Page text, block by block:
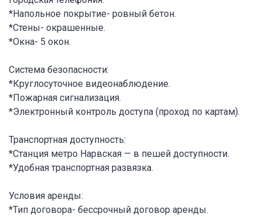
*Напольное покрытие- ровный бетон.
*Стены- окрашенные.
*Окна- 5 окон.
Система безопасности:
*Круглосуточное видеонаблюдение.
*Пожарная сигнализация.
*Электронный контроль доступа (проход по картам).
Транспортная доступность:
*Станция метро Нарвская — в пешей доступности.
*Удобная транспортная развязка.
Условия аренды:
*Тип договора- бессрочный договор аренды.